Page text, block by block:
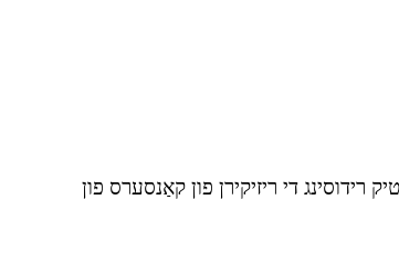
רידוסינג די ריזיקירן פון קאַנסערס פון